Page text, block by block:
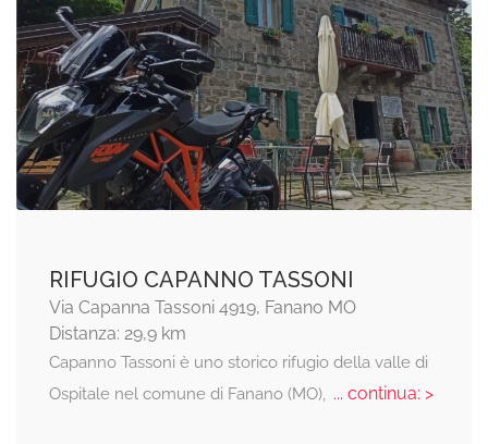
RIFUGIO CAPANNO TASSONI
Via Capanna Tassoni 4919, Fanano MO
Distanza: 29,9 km
Capanno Tassoni è uno storico rifugio della valle di
Ospitale nel comune di Fanano (MO),
... continua: >